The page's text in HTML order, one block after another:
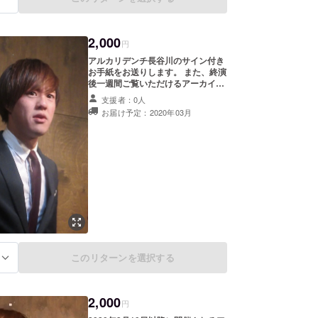
2,000円
アルカリデンチ長谷川のサイン付き
お手紙をお送りします。 また、終演
後一週間ご覧いただけるアーカイブ
のURLをご送付させていただきま
す。（3月7日、3月8日いずれもご視
聴いただけます） アルカリデンチを
支援者：0人
お届け予定：2020年03月
このリターンを選択する
2,000円